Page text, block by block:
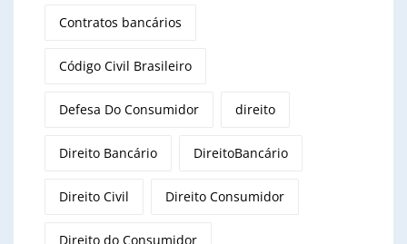
Contratos bancários
Código Civil Brasileiro
Defesa Do Consumidor direito
Direito Bancário DireitoBancário
Direito Civil Direito Consumidor
Direito do Consumidor